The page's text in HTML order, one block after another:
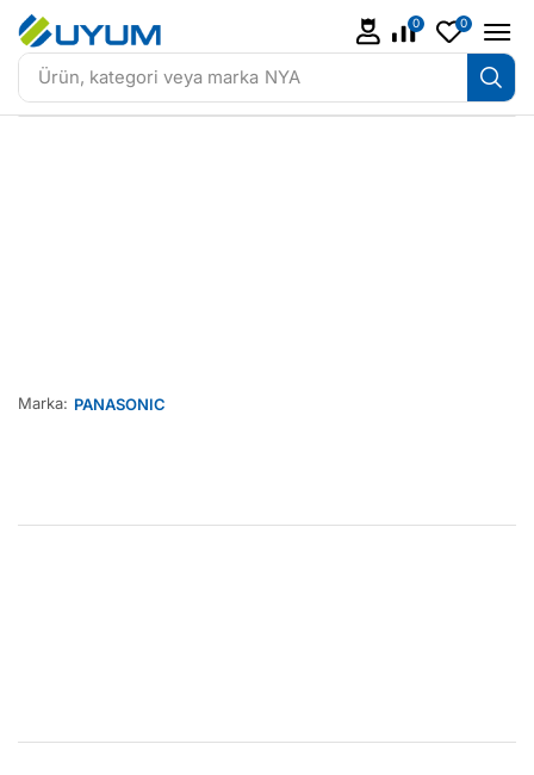
Ürün, kategori veya marka NYA
0 0
Marka: PANASONIC